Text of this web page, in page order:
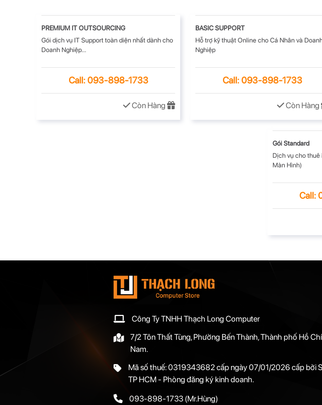
PREMIUM IT OUTSOURCING
Gói dịch vụ IT Support toàn diện nhất dành cho
Doanh Nghiệp...
Call: 093-898-1733
Còn Hàng
BASIC SUPPORT
Hỗ trợ kỹ thuật Online cho Cá Nhân và
Nghiệp
Call: 093-898-1733
Còn Hàng
Gói Standard
Dịch vụ cho thuê
Màn Hình)
Call:
Công Ty TNHH Thạch Long Computer
7/2 Tôn Thất Tùng, Phường Bến Thành, Thành phố Hồ
Nam.
Mã số thuế: 0319343682 cấp ngày 07/01/2026 cấp bởi
TP HCM - Phòng đăng ký kinh doanh.
093-898-1733(Mr.Hùng)